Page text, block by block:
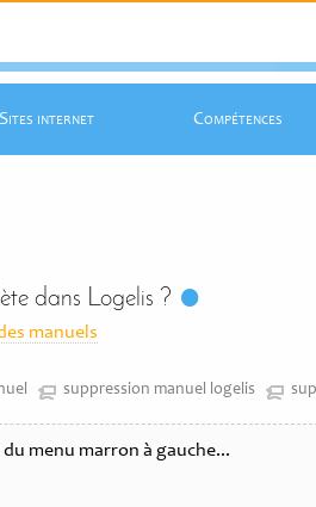
Sites internet Compétences
dans Logelis ?
manuels
suppression manuel logelis
menu marron à gauche...